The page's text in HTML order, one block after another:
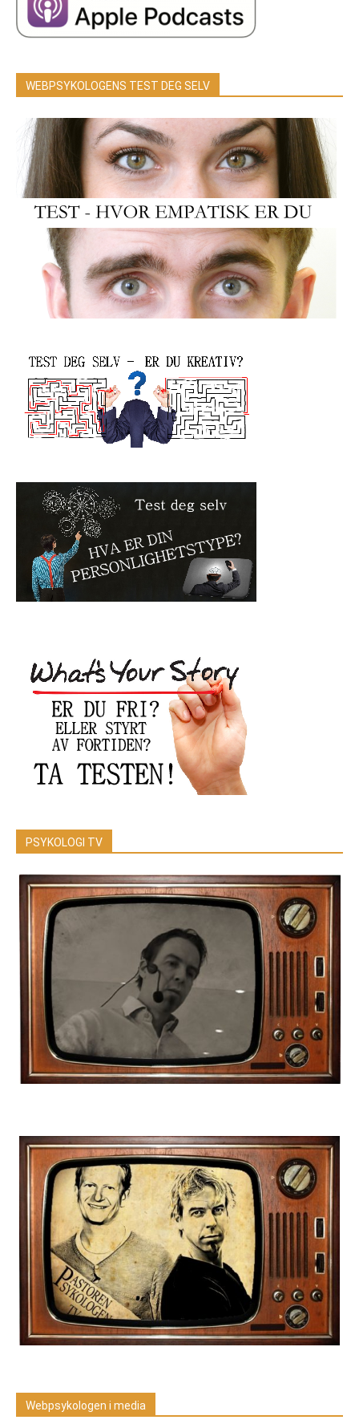
WEBPSYKOLOGENS TEST DEG SELV
PSYKOLOGI TV
Webpsykologen i media